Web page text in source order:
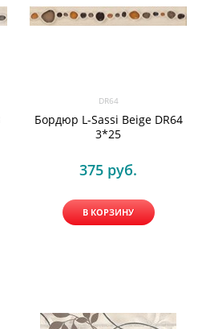
DR64
Бордюр L-Sassi Beige DR64
3*25
375 руб.
В КОРЗИНУ